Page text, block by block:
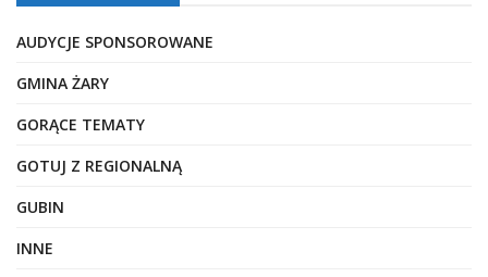
AUDYCJE SPONSOROWANE
GMINA ŻARY
GORĄCE TEMATY
GOTUJ Z REGIONALNĄ
GUBIN
INNE